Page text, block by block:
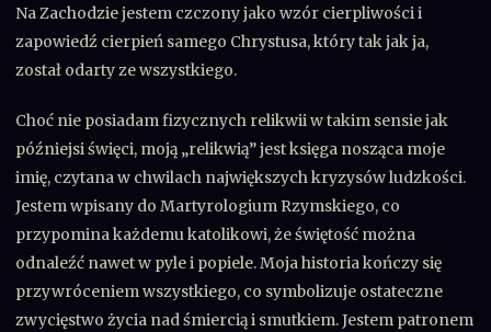
Na Zachodzie jestem czczony jako wzór cierpliwości i
zapowiedź cierpień samego Chrystusa, który tak jak ja,
został odarty ze wszystkiego.
Choć nie posiadam fizycznych relikwii w takim sensie jak
późniejsi święci, moją „relikwią” jest księga nosząca moje
imię, czytana w chwilach największych kryzysów ludzkości.
Jestem wpisany do Martyrologium Rzymskiego, co
przypomina każdemu katolikowi, że świętość można
odnaleźć nawet w pyle i popiele. Moja historia kończy się
przywróceniem wszystkiego, co symbolizuje ostateczne
zwycięstwo życia nad śmiercią i smutkiem. Jestem patronem